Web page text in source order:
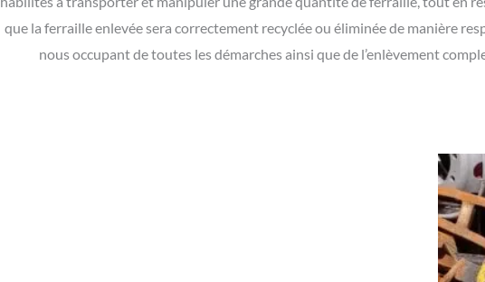
que la ferraille enlevée sera correctement recyclée ou éliminée de manière
nous occupant de toutes les démarches ainsi que de l’enlèvement